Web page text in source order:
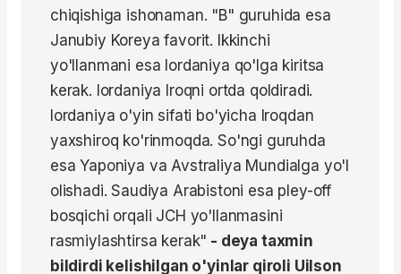
chiqishiga ishonaman. "B" guruhida esa
Janubiy Koreya favorit. Ikkinchi
yo'llanmani esa Iordaniya qo'lga kiritsa
kerak. Iordaniya Iroqni ortda qoldiradi.
Iordaniya o'yin sifati bo'yicha Iroqdan
yaxshiroq ko'rinmoqda. So'ngi guruhda
esa Yaponiya va Avstraliya Mundialga yo'l
olishadi. Saudiya Arabistoni esa pley-off
bosqichi orqali JCH yo'llanmasini
rasmiylashtirsa kerak" - deya taxmin
bildirdi kelishilgan o'yinlar qiroli Uilson